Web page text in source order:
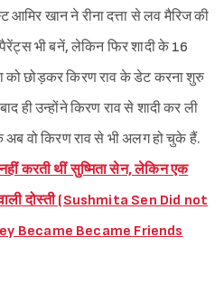
आमिर खान ने रीना दत्ता से लव मैरिज की
भी बनें, लेकिन फिर शादी के 16
को छोड़कर किरण राव के डेट करना शुरु
ही उन्होंने किरण राव से शादी कर ली
अब वो किरण राव से भी अलग हो चुके हैं.
करती थीं सुष्मिता सेन, लेकिन एक
वाली दोस्ती (Sushmita Sen Did not
Became Became Friends